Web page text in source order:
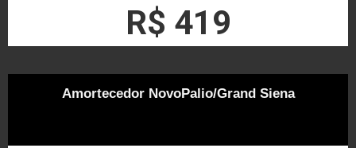
R$ 419
Amortecedor NovoPalio/Grand Siena